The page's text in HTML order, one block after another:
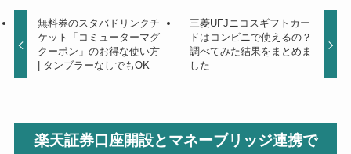
無料券のスタバドリンクチ
ケット「コミューターマグ
クーポン」のお得な使い方
| タンブラーなしでもOK
三菱UFJニコスギフトカー
ドはコンビニで使えるの？
調べてみた結果をまとめま
した
楽天証券口座開設とマネーブリッジ連携で